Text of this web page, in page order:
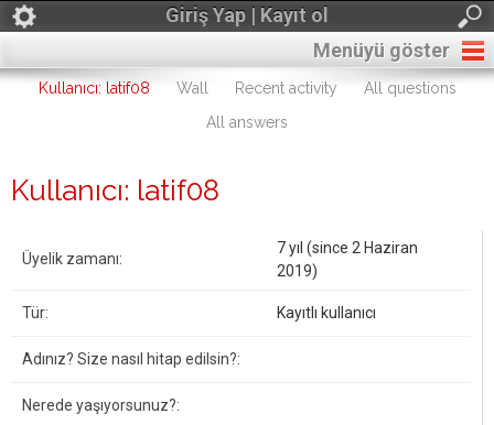
Giriş Yap | Kayıt ol
Menüyü göster
Kullanıcı: latif08 Wall Recent activity
All questions
All answers
Kullanıcı: latif08
Üyelik zamanı:
7 yıl (since 2 Haziran
2019)
Tür: Kayıtlı kullanıcı
Adınız? Size nasıl hitap edilsin?:
Nerede yaşıyorsunuz?: